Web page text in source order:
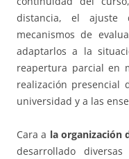
distancia, el ajuste
mecanismos de
adaptarlos a la
reapertura parcial en
realización presencial
universidad y a las
Cara a la organización
desarrollado